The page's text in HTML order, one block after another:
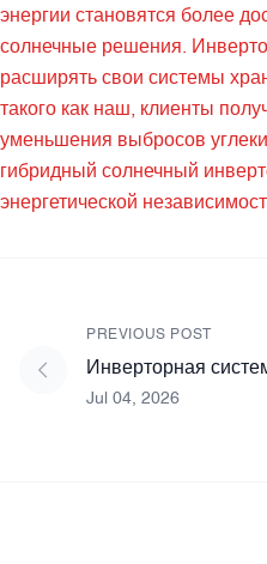
энергии становятся более
солнечные решения.
расширять свои системы
такого как наш, клиенты
уменьшения выбросов
гибридный солнечный
энергетической
PREVIOUS POST
Инверторная
Jul 04, 2026